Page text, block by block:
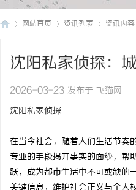
网站首页 资讯列表 资讯内容
沈阳私家侦探：
2026-03-23 发布于 飞猫网
沈阳私家侦探
在当今社会，随着人们生活节奏
专业的手段揭开事实的面纱，帮
跃，成为都市生活中不可或缺的
关键信息，维护社会正义与个人